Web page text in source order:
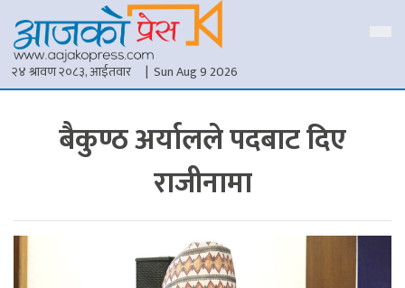
२४ श्रावण २०८३, आईतवार | Sun Aug 9 2026
बैकुण्ठ अर्यालले पदबाट दिए
राजीनामा